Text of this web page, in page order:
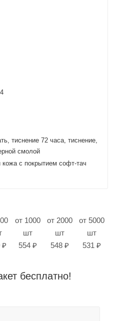
тиснение 72 часа, тиснение,
смолой
кожа с покрытием софт-тач
₽
от 1000
шт
554 ₽
от 2000
шт
548 ₽
от 5000
шт
531 ₽
бесплатно!